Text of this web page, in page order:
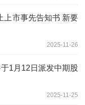
上市事先告知书 新要
2025-11-26
1月12日派发中期股
2025-11-25